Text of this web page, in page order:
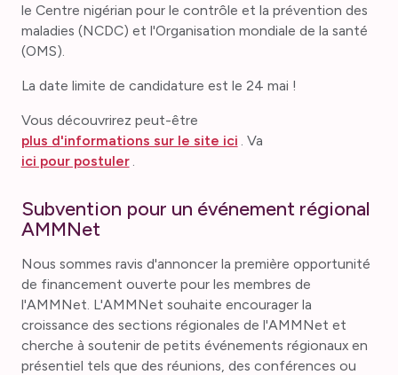
le Centre nigérian pour le contrôle et la prévention des
maladies (NCDC) et l'Organisation mondiale de la santé
(OMS).
La date limite de candidature est le 24 mai !
Vous découvrirez peut-être
plus d'informations sur le site ici . Va
ici pour postuler
Subvention pour un événement régional
AMMNet
Nous sommes ravis d'annoncer la première opportunité
de financement ouverte pour les membres de
l'AMMNet. L'AMMNet souhaite encourager la
croissance des sections régionales de l'AMMNet et
cherche à soutenir de petits événements régionaux en
présentiel tels que des réunions, des conférences ou